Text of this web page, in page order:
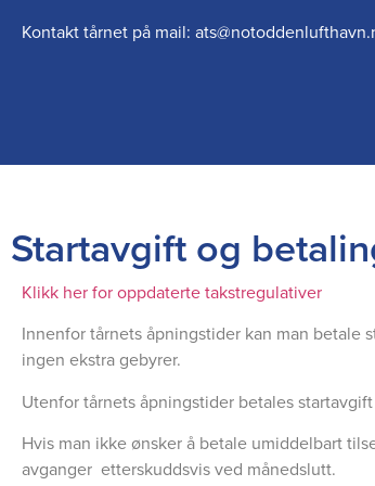
Kontakt tårnet på mail:
Startavgift og
Klikk her for oppdaterte takstregulativer
Innenfor tårnets åpningstider kan man betale
ingen ekstra gebyrer.
Utenfor tårnets åpningstider betales
Hvis man ikke ønsker å betale umiddelbart
avganger etterskuddsvis ved månedslutt.